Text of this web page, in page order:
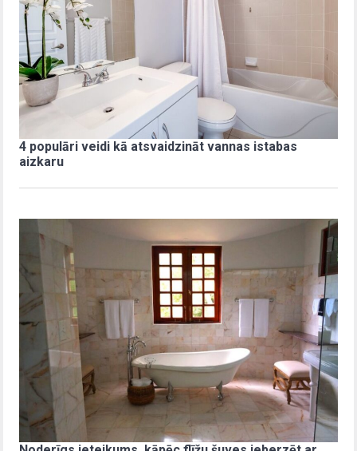
4 populāri veidi kā atsvaidzināt vannas istabas
aizkaru